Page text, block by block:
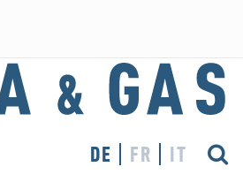
DE FR IT